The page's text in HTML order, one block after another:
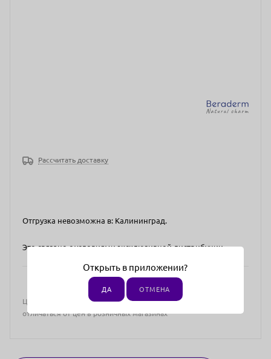
Рассчитать доставку
Отгрузка невозможна в: Калининград.
Это связано с условиями эксклюзивной дистрибуции.
Цена действительна только для интернет-магазина и может
отличаться от цен в розничных магазинах
Открыть в приложении?
ДА ОТМЕНА